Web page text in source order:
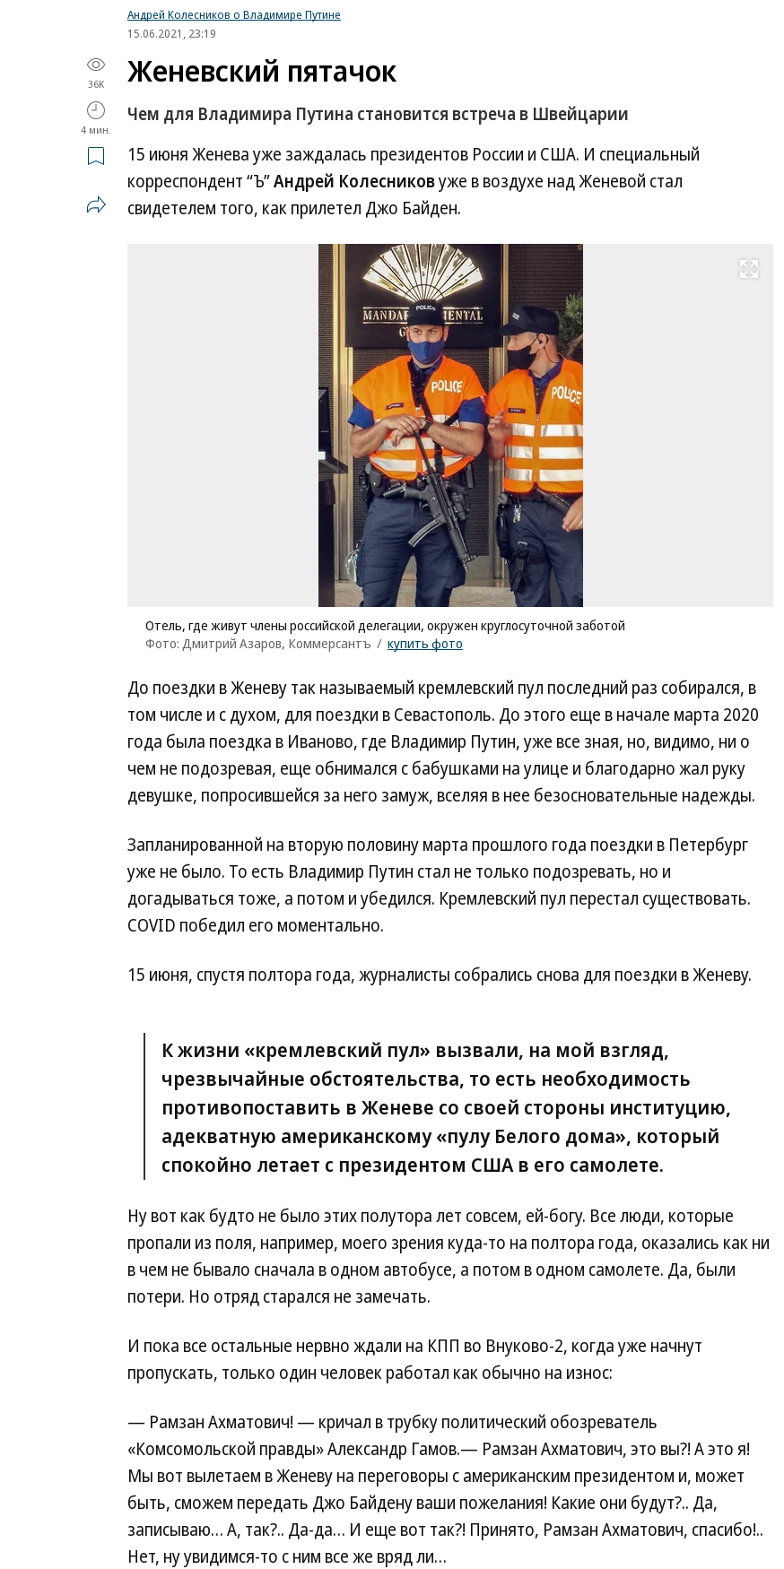
Андрей Колесников о Владимире Путине
15.06.2021, 23:19
36K
4 мин.
Женевский пятачок
Чем для Владимира Путина становится встреча в Швейцарии
15 июня Женева уже заждалась президентов России и США. И специальный
корреспондент “Ъ”Андрей Колесниковуже в воздухе над Женевой стал
свидетелем того, как прилетел Джо Байден.
Развернуть на весь экран
Отель, где живут члены российской делегации, окружен круглосуточной заботой
Фото: Дмитрий Азаров, Коммерсантъ / купить фото
До поездки в Женеву так называемый кремлевский пул последний раз собирался, в
том числе и с духом, для поездки в Севастополь. До этого еще в начале марта 2020
года была поездка в Иваново, где Владимир Путин, уже все зная, но, видимо, ни о
чем не подозревая, еще обнимался с бабушками на улице и благодарно жал руку
девушке, попросившейся за него замуж, вселяя в нее безосновательные надежды.
Запланированной на вторую половину марта прошлого года поездки в Петербург
уже не было. То есть Владимир Путин стал не только подозревать, но и
догадываться тоже, а потом и убедился. Кремлевский пул перестал существовать.
COVID победил его моментально.
15 июня, спустя полтора года, журналисты собрались снова для поездки в Женеву.
К жизни «кремлевский пул» вызвали, на мой взгляд,
чрезвычайные обстоятельства, то есть необходимость
противопоставить в Женеве со своей стороны институцию,
адекватную американскому «пулу Белого дома», который
спокойно летает с президентом США в его самолете.
Ну вот как будто не было этих полутора лет совсем, ей-богу. Все люди, которые
пропали из поля, например, моего зрения куда-то на полтора года, оказались как ни
в чем не бывало сначала в одном автобусе, а потом в одном самолете. Да, были
потери. Но отряд старался не замечать.
И пока все остальные нервно ждали на КПП во Внуково-2, когда уже начнут
пропускать, только один человек работал как обычно на износ:
— Рамзан Ахматович! — кричал в трубку политический обозреватель
«Комсомольской правды» Александр Гамов.— Рамзан Ахматович, это вы?! А это я!
Мы вот вылетаем в Женеву на переговоры с американским президентом и, может
быть, сможем передать Джо Байдену ваши пожелания! Какие они будут?.. Да,
записываю… А, так?.. Да-да… И еще вот так?! Принято, Рамзан Ахматович, спасибо!..
Нет, ну увидимся-то с ним все же вряд ли…